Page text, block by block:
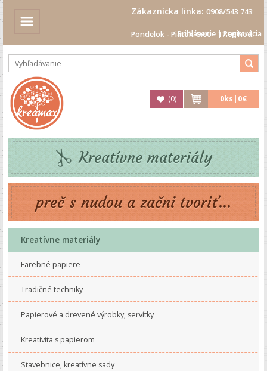
Zákaznícka linka: 0908/543 743
Pondelok - Piatok: 9.00 - 17.00 hod.
Prihlásenie|Registrácia
(0) 0ks| 0€
Kreatívne materiály
preč s nudou a začni tvoriť...
Kreatívne materiály
Farebné papiere
Tradičné techniky
Papierové a drevené výrobky, servítky
Kreativita s papierom
Stavebnice, kreatívne sady